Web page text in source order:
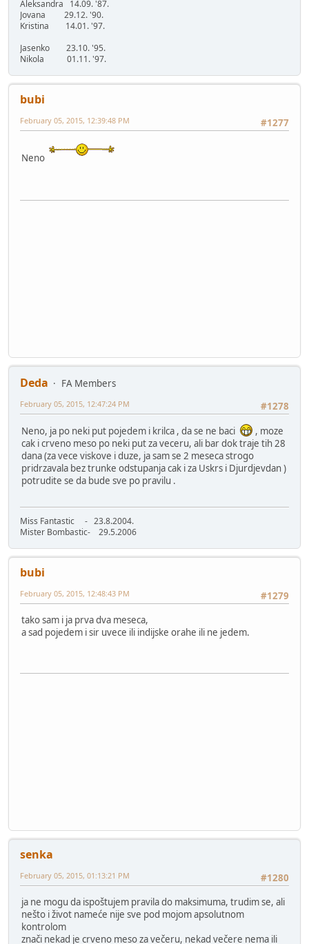
Aleksandra 14.09. '87.
Jovana 29.12. '90.
Kristina 14.01. '97.
Jasenko 23.10. '95.
Nikola 01.11. '97.
bubi
#1277
February 05, 2015, 12:39:48 PM
Neno
Deda
FA Members
#1278
February 05, 2015, 12:47:24 PM
Neno, ja po neki put pojedem i krilca , da se ne baci
, moze
cak i crveno meso po neki put za veceru, ali bar dok traje tih 28
dana (za vece viskove i duze, ja sam se 2 meseca strogo
pridrzavala bez trunke odstupanja cak i za Uskrs i Djurdjevdan )
potrudite se da bude sve po pravilu .
Miss Fantastic - 23.8.2004.
Mister Bombastic- 29.5.2006
bubi
#1279
February 05, 2015, 12:48:43 PM
tako sam i ja prva dva meseca,
a sad pojedem i sir uvece ili indijske orahe ili ne jedem.
senka
#1280
February 05, 2015, 01:13:21 PM
ja ne mogu da ispoštujem pravila do maksimuma, trudim se, ali
nešto i život nameće nije sve pod mojom apsolutnom
kontrolom
znači nekad je crveno meso za večeru, nekad večere nema ili